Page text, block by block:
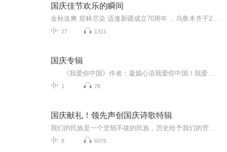
国庆佳节欢乐的瞬间
27 1311
国庆专辑
1 78
国庆献礼！领先声创国庆诗歌特辑
8 6076